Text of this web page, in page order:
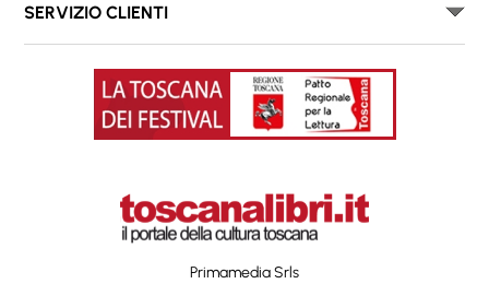
SERVIZIO CLIENTI
Primamedia Srls